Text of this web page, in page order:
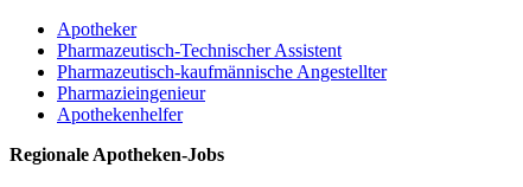
Apotheker
Pharmazeutisch-Technischer Assistent
Pharmazeutisch-kaufmännische Angestellter
Pharmazieingenieur
Apothekenhelfer
Regionale Apotheken-Jobs